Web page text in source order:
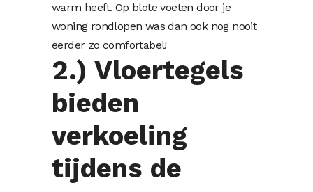
warm heeft. Op blote voeten door je
woning rondlopen was dan ook nog nooit
eerder zo comfortabel!
2.) Vloertegels
bieden
verkoeling
tijdens de